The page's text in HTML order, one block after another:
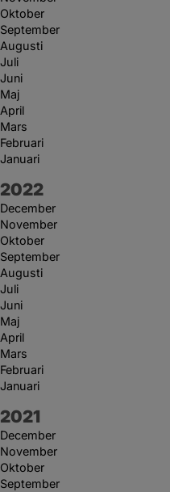
Oktober
September
Augusti
Juli
Juni
Maj
April
Mars
Februari
Januari
År:
2022
December
November
Oktober
September
Augusti
Juli
Juni
Maj
April
Mars
Februari
Januari
År:
2021
December
November
Oktober
September